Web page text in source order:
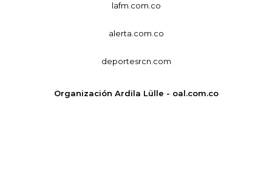
lafm.com.co
alerta.com.co
deportesrcn.com
Organización Ardila Lülle - oal.com.co